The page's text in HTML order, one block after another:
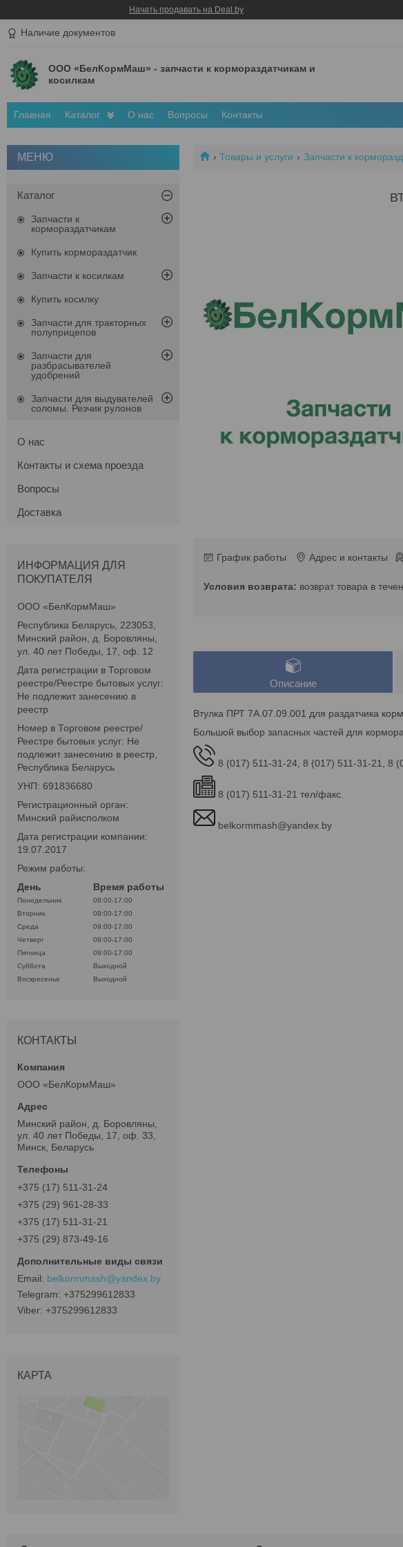
Начать продавать на Deal.by
Наличие документов
ООО «БелКормМаш» - запчасти к кормораздатчикам и
косилкам
Главная Каталог О нас Вопросы Контакты
Товары и услуги Запчасти к
График работы Адрес и контакты
возврат товара в
Описание
Втулка ПРТ 7А.07.09.001 для раздатчика
Большой выбор запасных частей для
8 (017) 511-31-24, 8 (017) 511-31-21, 8
8 (017) 511-31-21 тел/факс.
belkormmash@yandex.by
Каталог
Запчасти к
кормораздатчикам
Купить кормораздатчик
Запчасти к косилкам
Купить косилку
Запчасти для тракторных
полуприцепов
Запчасти для
разбрасывателей
удобрений
Запчасти для выдувателей
соломы. Резчик рулонов
О нас
Контакты и схема проезда
Вопросы
Доставка
ИНФОРМАЦИЯ ДЛЯ
ПОКУПАТЕЛЯ
ООО «БелКормМаш»
Республика Беларусь, 223053,
Минский район, д. Боровляны,
ул. 40 лет Победы, 17, оф. 12
Дата регистрации в Торговом
реестре/Реестре бытовых услуг:
Не подлежит занесению в
реестр
Номер в Торговом реестре/
Реестре бытовых услуг: Не
подлежит занесению в реестр,
Республика Беларусь
УНП: 691836680
Регистрационный орган:
Минский райисполком
Дата регистрации компании:
19.07.2017
Режим работы:
День
Время работы
Понедельник
09:00-17:00
Вторник
09:00-17:00
Среда
09:00-17:00
Четверг
09:00-17:00
Пятница
09:00-17:00
Суббота
Выходной
Воскресенье
Выходной
КОНТАКТЫ
ООО «БелКормМаш»
Минский район, д. Боровляны,
ул. 40 лет Победы, 17, оф. 33,
Минск, Беларусь
+375 (17) 511-31-24
+375 (29) 961-28-33
+375 (17) 511-31-21
+375 (29) 873-49-16
belkormmash@yandex.by
+375299612833
+375299612833
КАРТА